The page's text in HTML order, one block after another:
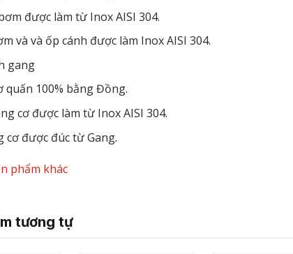
được làm từ Inox AISI 304.
và và ốp cánh được làm Inox AISI 304.
gang
quấn 100% bằng Đồng.
cơ được làm từ Inox AISI 304.
cơ được đúc từ Gang.
phẩm khác
tương tự